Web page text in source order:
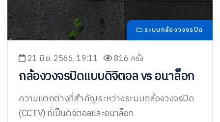
ระบบกล้องวงจรปิด
21 มิ.ย. 2566, 19:11 816 ครั้ง
กล้องวงจรปิดแบบดิจิตอล vs อนาล็อก
ความแตกต่างที่สำคัญระหว่างระบบกล้องวงจรปิด
(CCTV) ที่เป็นดิจิตอลและอนาล็อก